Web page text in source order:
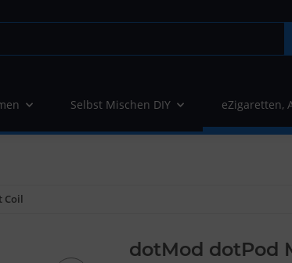
Selbst Mischen DIY eZigaretten,
Coil
dotMod dotPod